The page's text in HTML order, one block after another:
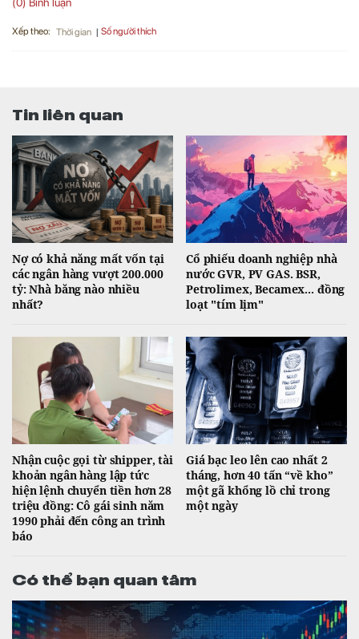
Xếp theo: Thời gian Số người thích
Tin liên quan
Nợ có khả năng mất vốn tại
các ngân hàng vượt 200.000
tỷ: Nhà băng nào nhiều
nhất?
Cổ phiếu doanh nghiệp nhà
nước GVR, PV GAS. BSR,
Petrolimex, Becamex... đồng
loạt "tím lịm"
Nhận cuộc gọi từ shipper, tài
khoản ngân hàng lập tức
hiện lệnh chuyển tiền hơn 28
triệu đồng: Cô gái sinh năm
1990 phải đến công an trình
báo
Giá bạc leo lên cao nhất 2
tháng, hơn 40 tấn “về kho”
một gã khổng lồ chỉ trong
một ngày
Có thể bạn quan tâm